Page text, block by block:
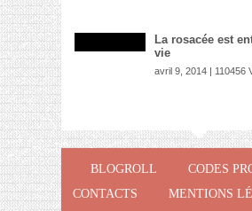
La rosacée est
vie
avril 9, 2014 | 110456
BLOGROLL
CODES
CONTACTS
MENTIONS